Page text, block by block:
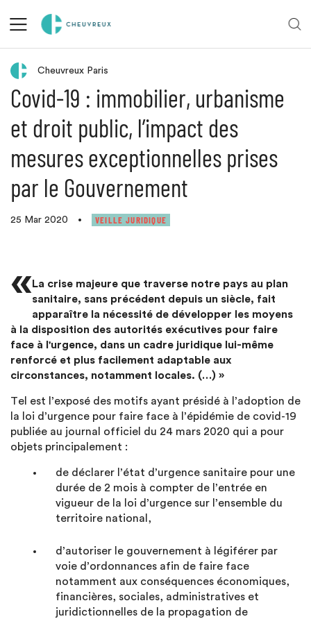
Retour aux actualités
Cheuvreux Paris
Covid-19 : immobilier, urbanisme
et droit public, l’impact des
mesures exceptionnelles prises
par le Gouvernement
25 Mar 2020 • VEILLE JURIDIQUE
«La crise majeure que traverse notre pays au plan
sanitaire, sans précédent depuis un siècle, fait
apparaître la nécessité de développer les moyens
à la disposition des autorités exécutives pour faire
face à l'urgence, dans un cadre juridique lui-même
renforcé et plus facilement adaptable aux
circonstances, notamment locales. (…) »
Tel est l’exposé des motifs ayant présidé à l’adoption de
la loi d’urgence pour faire face à l’épidémie de covid-19
publiée au journal officiel du 24 mars 2020 qui a pour
objets principalement :
de déclarer l’état d’urgence sanitaire pour une
durée de 2 mois à compter de l’entrée en
vigueur de la loi d’urgence sur l’ensemble du
territoire national,
d’autoriser le gouvernement à légiférer par
voie d’ordonnances afin de faire face
notamment aux conséquences économiques,
financières, sociales, administratives et
juridictionnelles de la propagation de